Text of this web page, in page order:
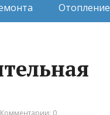
Отопление
Комментарии: 0